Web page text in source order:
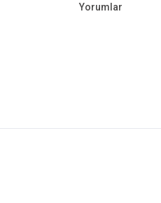
Yorumlar
diğer konularda yetersiz